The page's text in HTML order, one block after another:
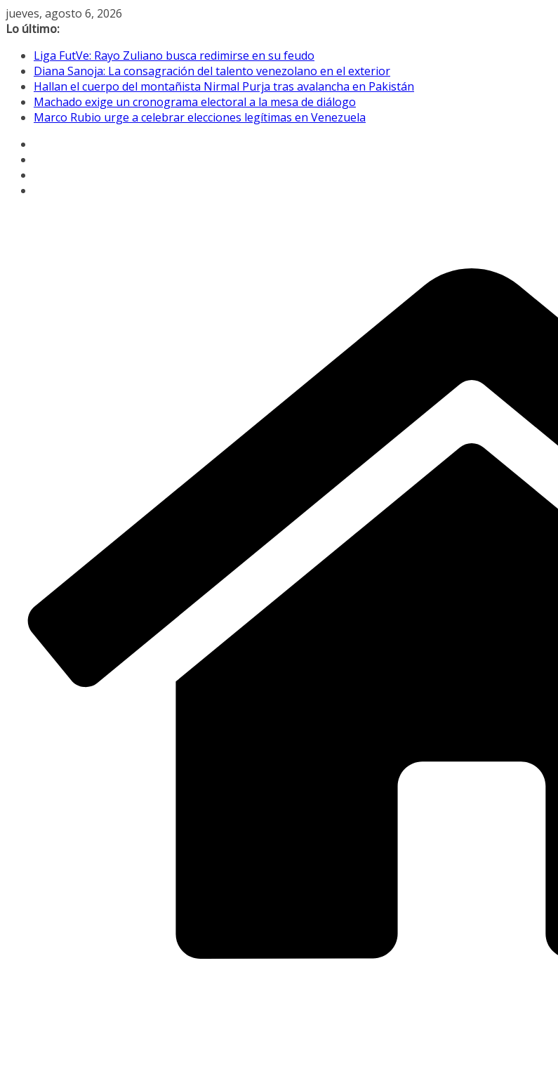
Saltar
al
jueves, agosto 6, 2026
Lo último:
Liga FutVe: Rayo Zuliano busca redimirse en su feudo
Diana Sanoja: La consagración del talento venezolano en el exterior
Hallan el cuerpo del montañista Nirmal Purja tras avalancha en Pakistán
Machado exige un cronograma electoral a la mesa de diálogo
Marco Rubio urge a celebrar elecciones legítimas en Venezuela